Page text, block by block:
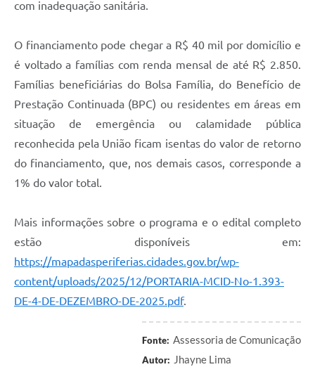
com inadequação sanitária.
O financiamento pode chegar a R$ 40 mil por domicílio e
é voltado a famílias com renda mensal de até R$ 2.850.
Famílias beneficiárias do Bolsa Família, do Benefício de
Prestação Continuada (BPC) ou residentes em áreas em
situação de emergência ou calamidade pública
reconhecida pela União ficam isentas do valor de retorno
do financiamento, que, nos demais casos, corresponde a
1% do valor total.
Mais informações sobre o programa e o edital completo
estão disponíveis em:
https://mapadasperiferias.cidades.gov.br/wp-
content/uploads/2025/12/PORTARIA-MCID-No-1.393-
DE-4-DE-DEZEMBRO-DE-2025.pdf.
Fonte: Assessoria de Comunicação
Autor: Jhayne Lima